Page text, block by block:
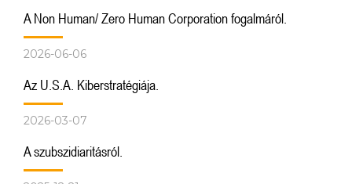
A Non Human/ Zero Human Corporation fogalmáról.
2026-06-06
Az U.S.A. Kiberstratégiája.
2026-03-07
A szubszidiaritásról.